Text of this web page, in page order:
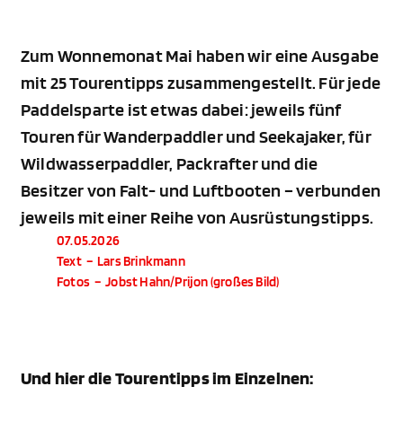
Zum Wonnemonat Mai haben wir eine Ausgabe
mit 25 Tourentipps zusammengestellt. Für jede
Paddelsparte ist etwas dabei: jeweils fünf
Touren für Wanderpaddler und Seekajaker, für
Wildwasserpaddler, Packrafter und die
Besitzer von Falt- und Luftbooten – verbunden
jeweils mit einer Reihe von Ausrüstungstipps.
07.05.2026
Text – Lars Brinkmann
Fotos – Jobst Hahn/Prijon (großes Bild)
Und hier die Tourentipps im Einzelnen: